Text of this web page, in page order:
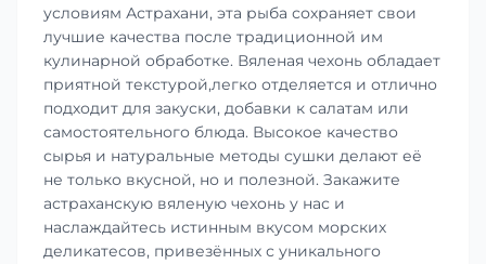
условиям Астрахани, эта рыба сохраняет свои
лучшие качества после традиционной им
кулинарной обработке. Вяленая чехонь обладает
приятной текстурой,легко отделяется и отлично
подходит для закуски, добавки к салатам или
самостоятельного блюда. Высокое качество
сырья и натуральные методы сушки делают её
не только вкусной, но и полезной. Закажите
астраханскую вяленую чехонь у нас и
наслаждайтесь истинным вкусом морских
деликатесов, привезённых с уникального